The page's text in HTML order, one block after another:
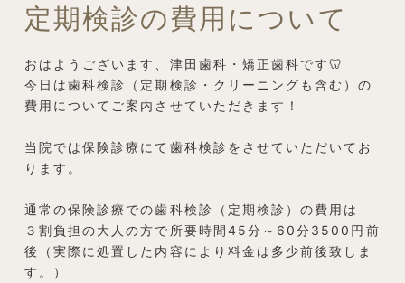
定期検診の費用について
おはようございます、津田歯科・矯正歯科です🦷
今日は歯科検診（定期検診・クリーニングも含む）の
費用についてご案内させていただきます！
当院では保険診療にて歯科検診をさせていただいてお
ります。
通常の保険診療での歯科検診（定期検診）の費用は
３割負担の大人の方で所要時間45分～60分3500円前
後（実際に処置した内容により料金は多少前後致しま
す。）